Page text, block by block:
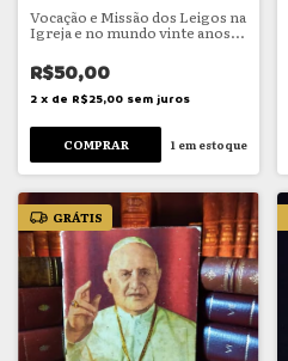
Vocação e Missão dos Leigos na
Igreja e no mundo vinte anos
depois do Concílio Vaticano II
R$50,00
2 x de R$25,00 sem juros
1 em estoque
GRÁTIS